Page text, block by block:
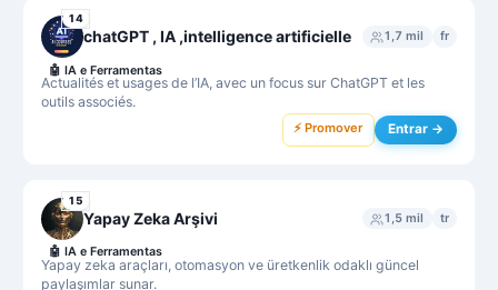
14
chatGPT , IA ,intelligence artificielle 1,7 mil fr
Actualités et usages de l’IA, avec un focus sur ChatGPT et les
outils associés.
🤖 IA e Ferramentas
⚡ Promover Entrar →
15
Yapay Zeka Arşivi 1,5 mil tr
Yapay zeka araçları, otomasyon ve üretkenlik odaklı güncel
paylaşımlar sunar.
🤖 IA e Ferramentas